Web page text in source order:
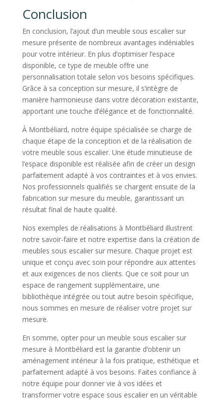
Conclusion
En conclusion, l’ajout d’un meuble sous escalier sur
mesure présente de nombreux avantages indéniables
pour votre intérieur. En plus d’optimiser l’espace
disponible, ce type de meuble offre une
personnalisation totale selon vos besoins spécifiques.
Grâce à sa conception sur mesure, il s’intègre de
manière harmonieuse dans votre décoration existante,
apportant une touche d’élégance et de fonctionnalité.
À Montbéliard, notre équipe spécialisée se charge de
chaque étape de la conception et de la réalisation de
votre meuble sous escalier. Une étude minutieuse de
l’espace disponible est réalisée afin de créer un design
parfaitement adapté à vos contraintes et à vos envies.
Nos professionnels qualifiés se chargent ensuite de la
fabrication sur mesure du meuble, garantissant un
résultat final de haute qualité.
Nos exemples de réalisations à Montbéliard illustrent
notre savoir-faire et notre expertise dans la création de
meubles sous escalier sur mesure. Chaque projet est
unique et conçu avec soin pour répondre aux attentes
et aux exigences de nos clients. Que ce soit pour un
espace de rangement supplémentaire, une
bibliothèque intégrée ou tout autre besoin spécifique,
nous sommes en mesure de réaliser votre projet sur
mesure.
En somme, opter pour un meuble sous escalier sur
mesure à Montbéliard est la garantie d’obtenir un
aménagement intérieur à la fois pratique, esthétique et
parfaitement adapté à vos besoins. Faites confiance à
notre équipe pour donner vie à vos idées et
transformer votre espace sous escalier en un véritable